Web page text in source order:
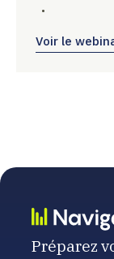
•
Voir le
Préparez